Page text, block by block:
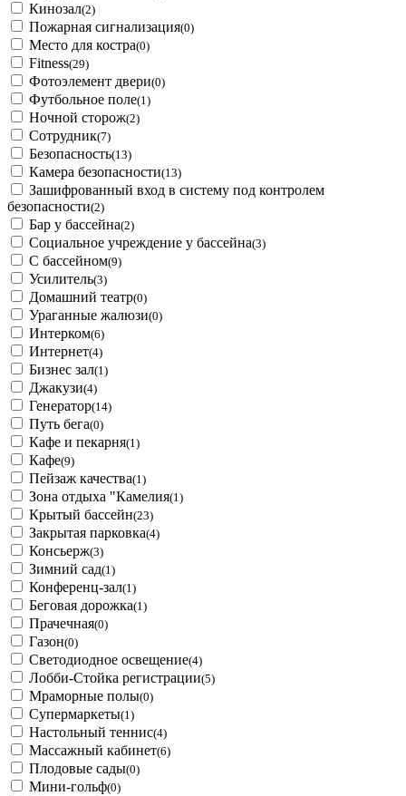
Кинозал(2)
Пожарная сигнализация(0)
Место для костра(0)
Fitness(29)
Фотоэлемент двери(0)
Футбольное поле(1)
Ночной сторож(2)
Сотрудник(7)
Безопасность(13)
Камера безопасности(13)
Зашифрованный вход в систему под контролем
безопасности(2)
Бар у бассейна(2)
Социальное учреждение у бассейна(3)
С бассейном(9)
Усилитель(3)
Домашний театр(0)
Ураганные жалюзи(0)
Интерком(6)
Интернет(4)
Бизнес зал(1)
Джакузи(4)
Генератор(14)
Путь бега(0)
Кафе и пекарня(1)
Кафе(9)
Пейзаж качества(1)
Зона отдыха "Камелия(1)
Крытый бассейн(23)
Закрытая парковка(4)
Консьерж(3)
Зимний сад(1)
Конференц-зал(1)
Беговая дорожка(1)
Прачечная(0)
Газон(0)
Светодиодное освещение(4)
Лобби-Стойка регистрации(5)
Мраморные полы(0)
Супермаркеты(1)
Настольный теннис(4)
Массажный кабинет(6)
Плодовые сады(0)
Мини-гольф(0)